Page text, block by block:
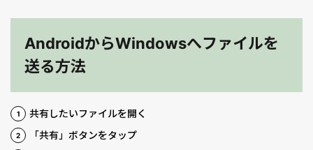
AndroidからWindowsへファイルを
送る方法
共有したいファイルを開く
「共有」ボタンをタップ